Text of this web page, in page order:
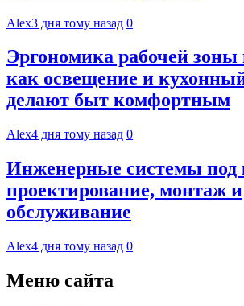
Alex3 дня тому назад 0
Эргономика рабочей зоны
как освещение и
делают быт комфортным
Alex4 дня тому назад 0
Инженерные системы под
проектирование, монтаж и
обслуживание
Alex4 дня тому назад 0
Меню сайта